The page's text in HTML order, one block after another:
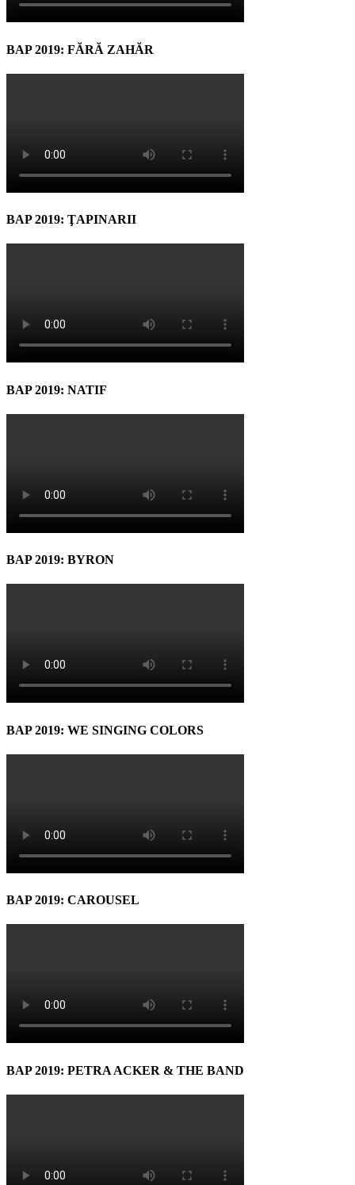
BAP 2019: FĂRĂ ZAHĂR
BAP 2019: ŢAPINARII
BAP 2019: NATIF
BAP 2019: BYRON
BAP 2019: WE SINGING COLORS
BAP 2019: CAROUSEL
BAP 2019: PETRA ACKER & THE BAND